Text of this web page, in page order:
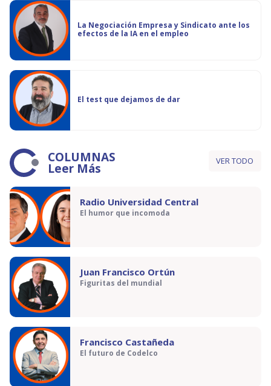
La Negociación Empresa y Sindicato ante los
efectos de la IA en el empleo
El test que dejamos de dar
COLUMNAS
Leer Más VER TODO
Radio Universidad Central
El humor que incomoda
Juan Francisco Ortún
Figuritas del mundial
Francisco Castañeda
El futuro de Codelco